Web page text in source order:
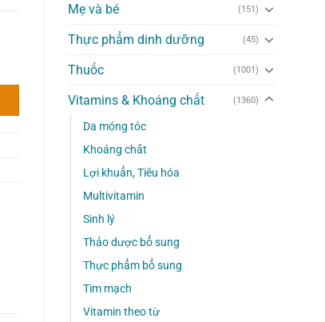
Mẹ và bé (151)
Thực phẩm dinh dưỡng (45)
Thuốc (1001)
Vitamins & Khoáng chất (1360)
Da móng tóc
Khoáng chất
Lợi khuẩn, Tiêu hóa
Multivitamin
Sinh lý
Thảo dược bổ sung
Thực phẩm bổ sung
Tim mạch
Vitamin theo từ